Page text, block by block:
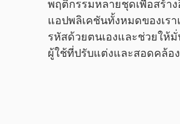
พฤติกรรมหลายชุดเพื่อสร้า
แอปพลิเคชันทั้งหมดของเร
รหัสด้วยตนเองและช่วยให้
ผู้ใช้ที่ปรับแต่งและสอดคล้อ